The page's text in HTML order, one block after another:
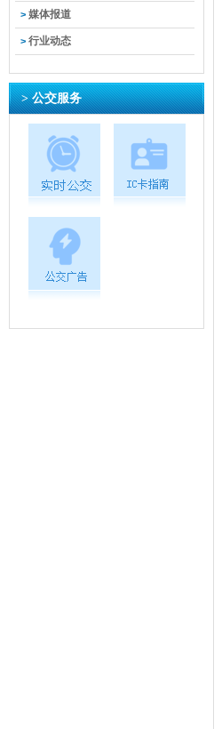
> 媒体报道
> 行业动态
> 公交服务